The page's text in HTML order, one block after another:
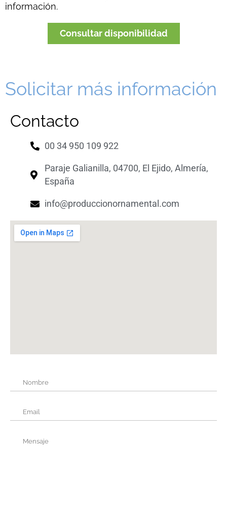
información.
Consultar disponibilidad
Solicitar más información
Contacto
00 34 950 109 922
Paraje Galianilla, 04700, El Ejido, Almería,
España
info@produccionornamental.com